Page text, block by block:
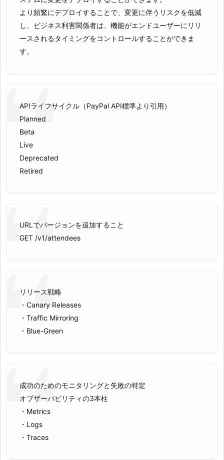
より頻繁にデプロイすることで、変更に伴うリスクを低減
し、ビジネス利害関係者は、機能がエンドユーザーにリリ
ースされるタイミングをコントロールすることができま
す。
APIライフサイクル（PayPal API標準より引用）
Planned
Beta
Live
Deprecated
Retired
URLでバージョンを追加すること
GET /v1/attendees
リリース戦略
・Canary Releases
・Traffic Mirroring
・Blue-Green
成功のためのモニタリングと失敗の特定
オブザーバビリティの3本柱
・Metrics
・Logs
・Traces